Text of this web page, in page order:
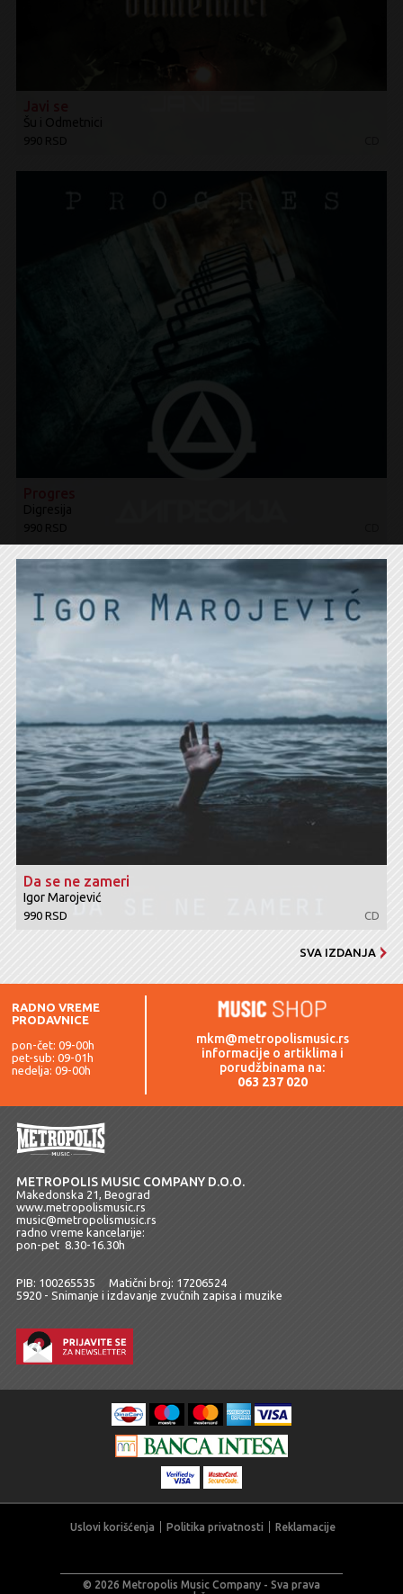
Da se ne zameri
Igor Marojević
990 RSD CD
SVA IZDANJA
RADNO VREME
PRODAVNICE
pon-čet: 09-00h
pet-sub: 09-01h
nedelja: 09-00h
mkm@metropolismusic.rs
informacije o artiklima i
porudžbinama na:
063 237 020
METROPOLIS MUSIC COMPANY D.O.O.
Makedonska 21, Beograd
www.metropolismusic.rs
music@metropolismusic.rs
radno vreme kancelarije:
pon-pet 8.30-16.30h
PIB: 100265535 Matični broj: 17206524
5920 - Snimanje i izdavanje zvučnih zapisa i muzike
© 2026 Metropolis Music Company - Sva prava
Uslovi korišćenja Politika privatnosti Reklamacije